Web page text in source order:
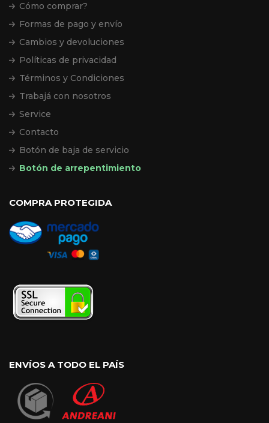
Cómo comprar?
Formas de pago y envío
Cambios y devoluciones
Políticas de privacidad
Términos y Condiciones
Trabajá con nosotros
Service
Contacto
Botón de baja de servicio
Botón de arrepentimiento
COMPRA PROTEGIDA
ENVÍOS A TODO EL PAÍS